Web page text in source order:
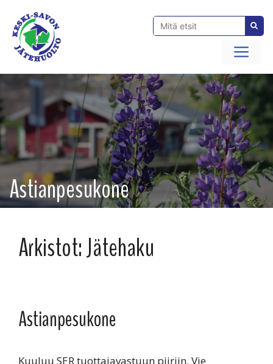
sisältöön
Astianpesukone
Arkistot:Jätehaku
Astianpesukone
Kuuluu SER tuottajavastuun piiriin. Vie